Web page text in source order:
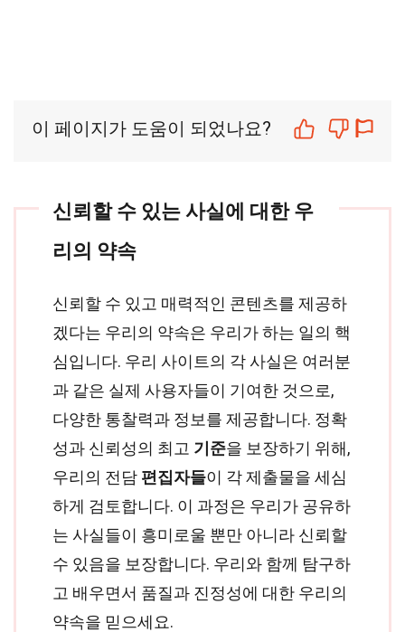
이 페이지가 도움이 되었나요?
신뢰할 수 있는 사실에 대한 우
리의 약속
신뢰할 수 있고 매력적인 콘텐츠를 제공하
겠다는 우리의 약속은 우리가 하는 일의 핵
심입니다. 우리 사이트의 각 사실은 여러분
과 같은 실제 사용자들이 기여한 것으로,
다양한 통찰력과 정보를 제공합니다. 정확
성과 신뢰성의 최고 기준을 보장하기 위해,
우리의 전담 편집자들이 각 제출물을 세심
하게 검토합니다. 이 과정은 우리가 공유하
는 사실들이 흥미로울 뿐만 아니라 신뢰할
수 있음을 보장합니다. 우리와 함께 탐구하
고 배우면서 품질과 진정성에 대한 우리의
약속을 믿으세요.